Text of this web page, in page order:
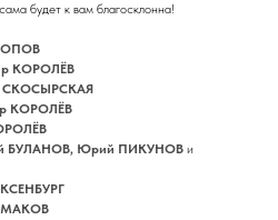
будет к вам благосклонна!
КОРОЛЁВ
СКОСЫРСКАЯ
КОРОЛЁВ
БУЛАНОВ, Юрий ПИКУНОВ и